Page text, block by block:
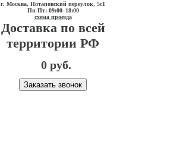
г. Москва, Потаповский переулок, 5с1
Пн-Пт: 09:00–18:00
схема проезда
Доставка по всей
территории РФ
0 руб.
Заказать звонок